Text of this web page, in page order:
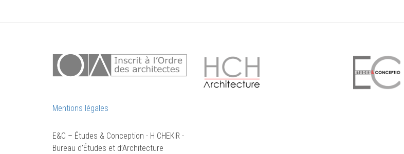
Mentions légales
E&C – Études & Conception - H CHEKIR -
Bureau d’Études et d’Architecture